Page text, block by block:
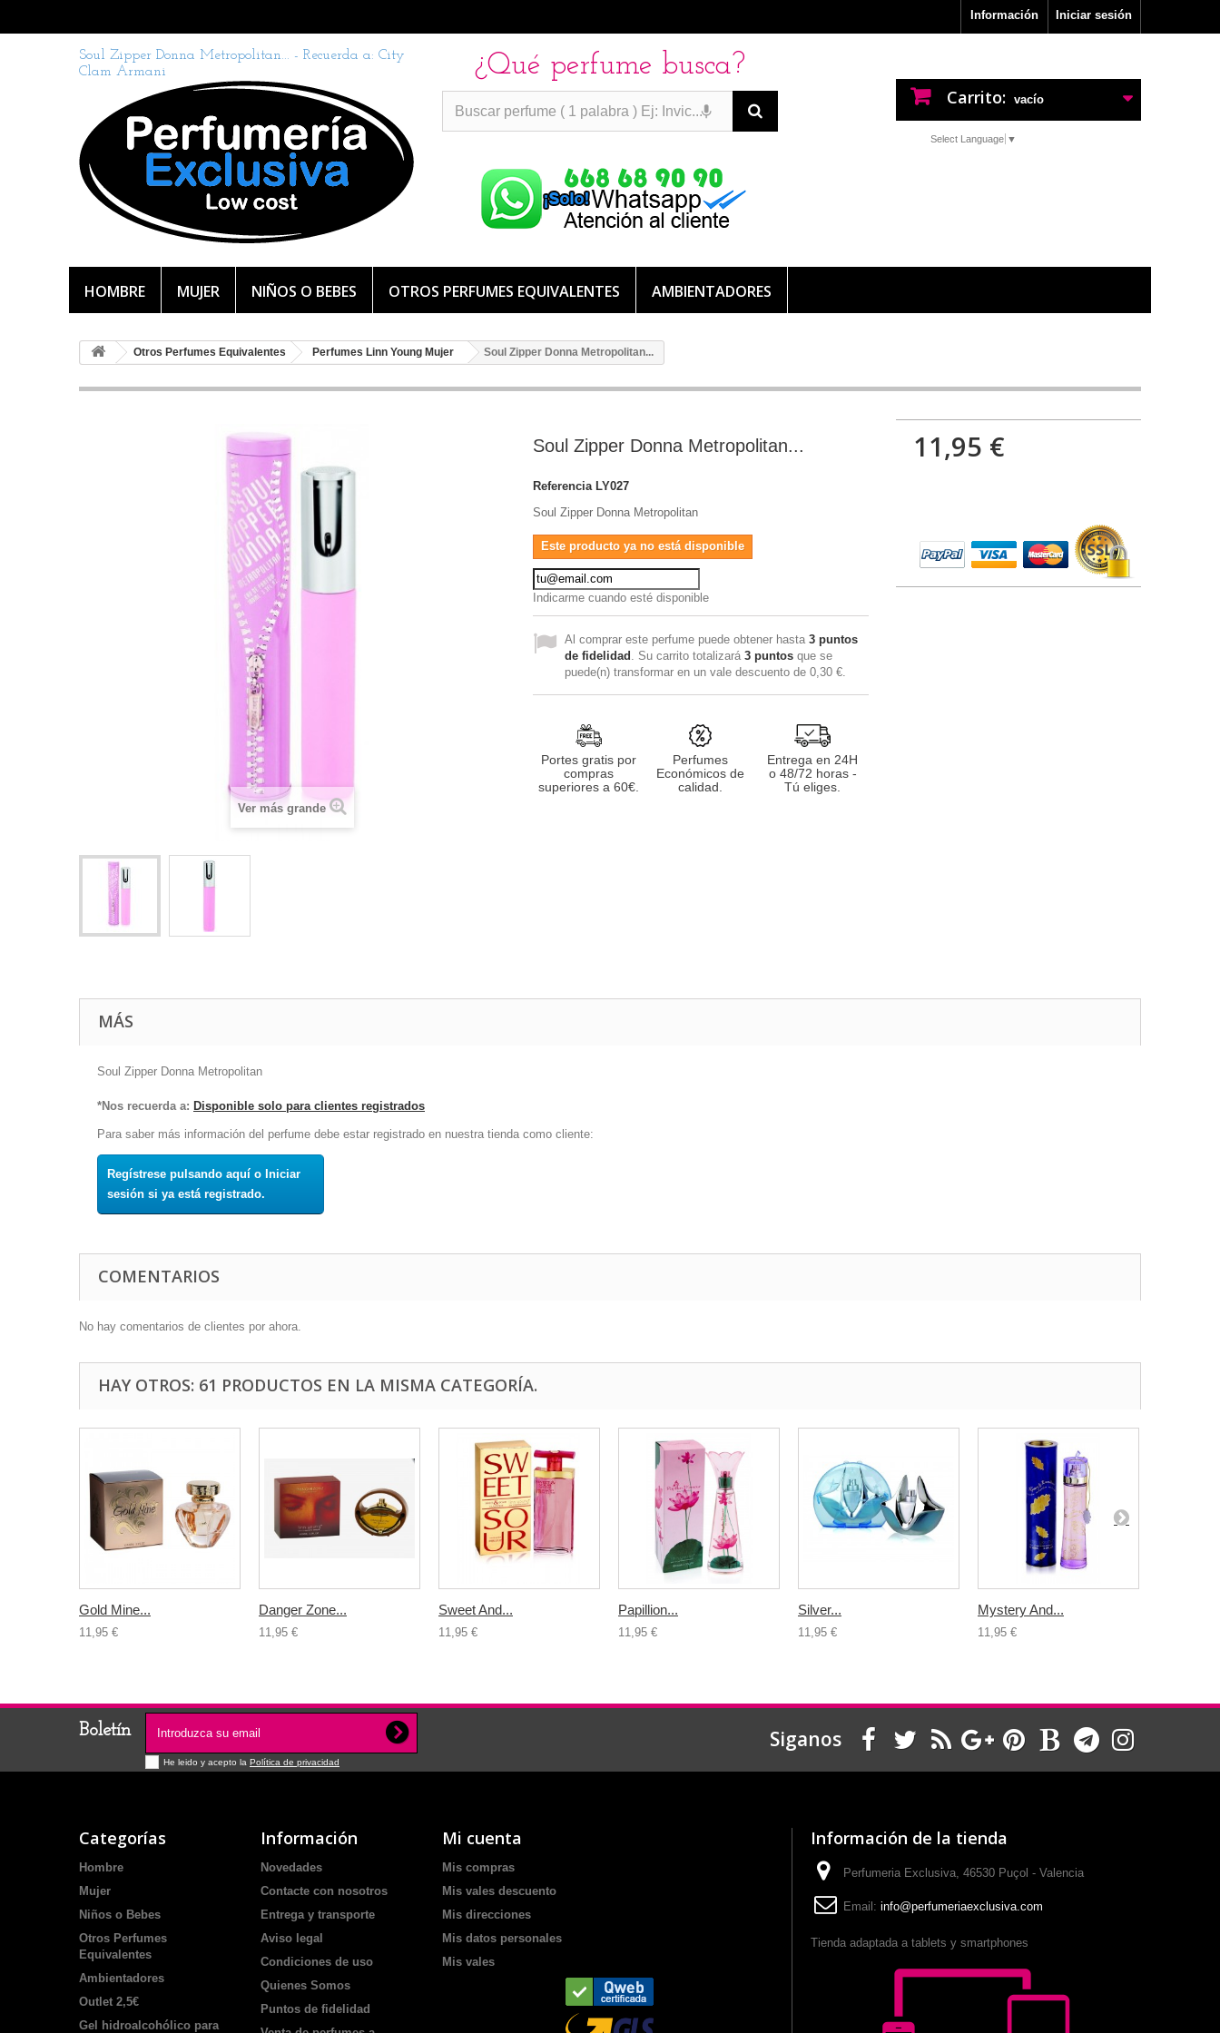
Iniciar sesión
Información
Soul Zipper Donna Metropolitan... - Recuerda a: City
Clam Armani
¿Qué perfume busca?
Carrito: vacío
Select Language ▼
HOMBRE MUJER NIÑOS O BEBES OTROS PERFUMES EQUIVALENTES AMBIENTADORES
Otros Perfumes Equivalentes Perfumes Linn Young Mujer Soul Zipper Donna Metropolitan...
Ver más grande
Soul Zipper Donna Metropolitan...
Referencia LY027
Soul Zipper Donna Metropolitan
Este producto ya no está disponible
Indicarme cuando esté disponible
Al comprar este perfume puede obtener hasta 3 puntos
de fidelidad . Su carrito totalizará 3 puntos que se
puede(n) transformar en un vale descuento de 0,30 €.
Portes gratis por
compras
superiores a 60€.
Perfumes
Económicos de
calidad.
Entrega en 24H
o 48/72 horas -
Tú eliges.
11,95 €
MÁS
Soul Zipper Donna Metropolitan
*Nos recuerda a: Disponible solo para clientes registrados
Para saber más información del perfume debe estar registrado en nuestra tienda como cliente:
Regístrese pulsando aquí o Iniciar
sesión si ya está registrado.
COMENTARIOS
No hay comentarios de clientes por ahora.
HAY OTROS: 61 PRODUCTOS EN LA MISMA CATEGORÍA.
Gold Mine...
11,95 €
Danger Zone...
11,95 €
Sweet And...
11,95 €
Papillion...
11,95 €
Silver...
11,95 €
Mystery And...
11,95 €
Boletín
He leido y acepto la Política de privacidad
Siganos
Categorías
Hombre
Mujer
Niños o Bebes
Otros Perfumes
Equivalentes
Ambientadores
Outlet 2,5€
Gel hidroalcohólico para
Información
Novedades
Contacte con nosotros
Entrega y transporte
Aviso legal
Condiciones de uso
Quienes Somos
Puntos de fidelidad
Mi cuenta
Mis compras
Mis vales descuento
Mis direcciones
Mis datos personales
Mis vales
Información de la tienda
Perfumeria Exclusiva, 46530 Puçol - Valencia
Email: info@perfumeriaexclusiva.com
Tienda adaptada a tablets y smartphones